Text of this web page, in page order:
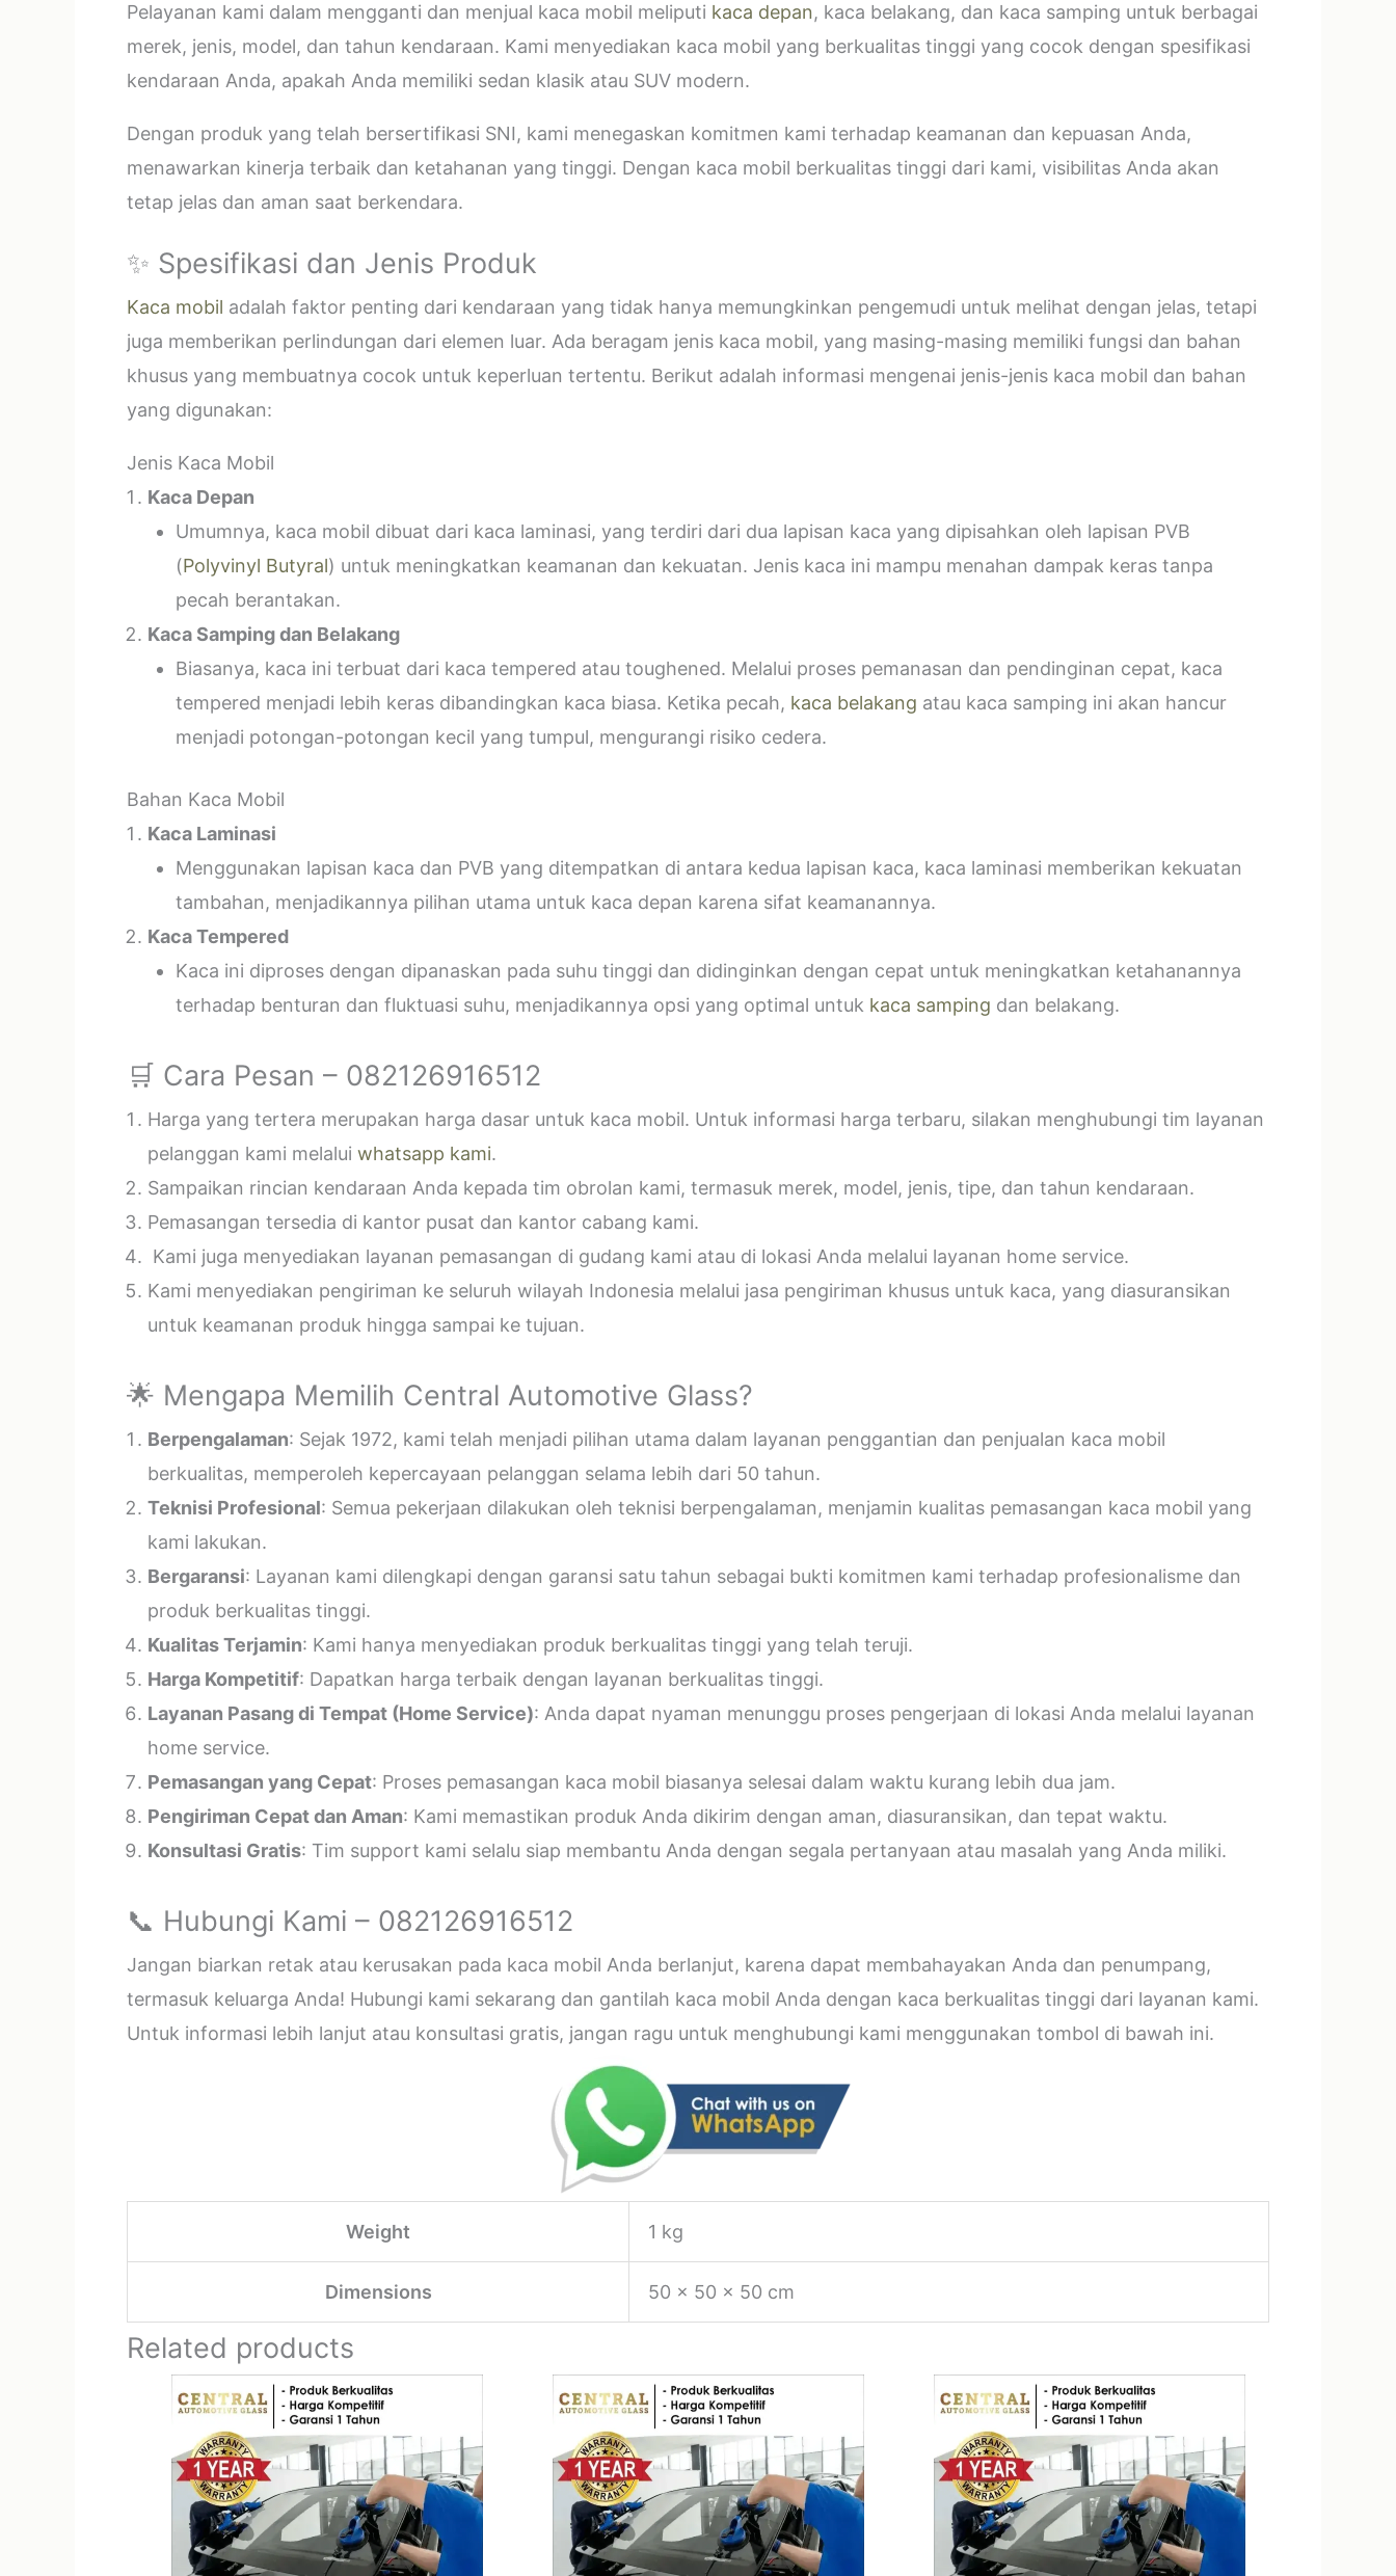
Pelayanan kami dalam mengganti dan menjual kaca mobil meliputi kaca depan, kaca belakang, dan kaca samping untuk berbagai
merek, jenis, model, dan tahun kendaraan. Kami menyediakan kaca mobil yang berkualitas tinggi yang cocok dengan spesifikasi
kendaraan Anda, apakah Anda memiliki sedan klasik atau SUV modern.
Dengan produk yang telah bersertifikasi SNI, kami menegaskan komitmen kami terhadap keamanan dan kepuasan Anda,
menawarkan kinerja terbaik dan ketahanan yang tinggi. Dengan kaca mobil berkualitas tinggi dari kami, visibilitas Anda akan
tetap jelas dan aman saat berkendara.
✨ Spesifikasi dan Jenis Produk
Kaca mobil adalah faktor penting dari kendaraan yang tidak hanya memungkinkan pengemudi untuk melihat dengan jelas, tetapi
juga memberikan perlindungan dari elemen luar. Ada beragam jenis kaca mobil, yang masing-masing memiliki fungsi dan bahan
khusus yang membuatnya cocok untuk keperluan tertentu. Berikut adalah informasi mengenai jenis-jenis kaca mobil dan bahan
yang digunakan:
Jenis Kaca Mobil
Kaca Depan
Umumnya, kaca mobil dibuat dari kaca laminasi, yang terdiri dari dua lapisan kaca yang dipisahkan oleh lapisan PVB
(Polyvinyl Butyral) untuk meningkatkan keamanan dan kekuatan. Jenis kaca ini mampu menahan dampak keras tanpa
pecah berantakan.
Kaca Samping dan Belakang
Biasanya, kaca ini terbuat dari kaca tempered atau toughened. Melalui proses pemanasan dan pendinginan cepat, kaca
tempered menjadi lebih keras dibandingkan kaca biasa. Ketika pecah, kaca belakang atau kaca samping ini akan hancur
menjadi potongan-potongan kecil yang tumpul, mengurangi risiko cedera.
Bahan Kaca Mobil
Kaca Laminasi
Menggunakan lapisan kaca dan PVB yang ditempatkan di antara kedua lapisan kaca, kaca laminasi memberikan kekuatan
tambahan, menjadikannya pilihan utama untuk kaca depan karena sifat keamanannya.
Kaca Tempered
Kaca ini diproses dengan dipanaskan pada suhu tinggi dan didinginkan dengan cepat untuk meningkatkan ketahanannya
terhadap benturan dan fluktuasi suhu, menjadikannya opsi yang optimal untuk kaca samping dan belakang.
🛒 Cara Pesan – 082126916512
Harga yang tertera merupakan harga dasar untuk kaca mobil. Untuk informasi harga terbaru, silakan menghubungi tim layanan
pelanggan kami melalui whatsapp kami.
Sampaikan rincian kendaraan Anda kepada tim obrolan kami, termasuk merek, model, jenis, tipe, dan tahun kendaraan.
Pemasangan tersedia di kantor pusat dan kantor cabang kami.
Kami juga menyediakan layanan pemasangan di gudang kami atau di lokasi Anda melalui layanan home service.
Kami menyediakan pengiriman ke seluruh wilayah Indonesia melalui jasa pengiriman khusus untuk kaca, yang diasuransikan
untuk keamanan produk hingga sampai ke tujuan.
🌟 Mengapa Memilih Central Automotive Glass?
Berpengalaman: Sejak 1972, kami telah menjadi pilihan utama dalam layanan penggantian dan penjualan kaca mobil
berkualitas, memperoleh kepercayaan pelanggan selama lebih dari 50 tahun.
Teknisi Profesional: Semua pekerjaan dilakukan oleh teknisi berpengalaman, menjamin kualitas pemasangan kaca mobil yang
kami lakukan.
Bergaransi: Layanan kami dilengkapi dengan garansi satu tahun sebagai bukti komitmen kami terhadap profesionalisme dan
produk berkualitas tinggi.
Kualitas Terjamin: Kami hanya menyediakan produk berkualitas tinggi yang telah teruji.
Harga Kompetitif: Dapatkan harga terbaik dengan layanan berkualitas tinggi.
Layanan Pasang di Tempat (Home Service): Anda dapat nyaman menunggu proses pengerjaan di lokasi Anda melalui layanan
home service.
Pemasangan yang Cepat: Proses pemasangan kaca mobil biasanya selesai dalam waktu kurang lebih dua jam.
Pengiriman Cepat dan Aman: Kami memastikan produk Anda dikirim dengan aman, diasuransikan, dan tepat waktu.
Konsultasi Gratis: Tim support kami selalu siap membantu Anda dengan segala pertanyaan atau masalah yang Anda miliki.
📞 Hubungi Kami – 082126916512
Jangan biarkan retak atau kerusakan pada kaca mobil Anda berlanjut, karena dapat membahayakan Anda dan penumpang,
termasuk keluarga Anda! Hubungi kami sekarang dan gantilah kaca mobil Anda dengan kaca berkualitas tinggi dari layanan kami.
Untuk informasi lebih lanjut atau konsultasi gratis, jangan ragu untuk menghubungi kami menggunakan tombol di bawah ini.
Weight 1 kg
Dimensions 50 × 50 × 50 cm
Related products